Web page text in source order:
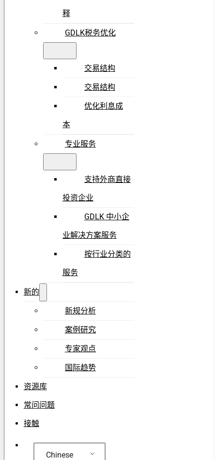
释
GDLK税务优化
交易结构
交易结构
优化利息成
本
专业服务
支持外商直接
投资企业
GDLK 中小企
业解决方案服务
按行业分类的
服务
新的
新规分析
案例研究
专家观点
国际趋势
资源库
常问问题
接触
Chinese